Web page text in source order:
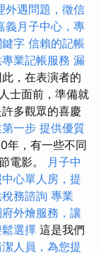
外遇問題，徵信
義月子中心，專
字 信賴的記帳
業記帳服務 漏
此，在表演者的
士面前，準備就
多觀眾的喜慶
一步 提供優質
年，有一些不同
電影。
月子中
心單人房，提
務諮詢 專業
外燴服務，讓
選擇 這是我們
人員，為您提